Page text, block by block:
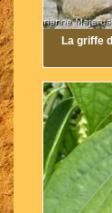
La griffe de chat - Macfadyena unguis-cati - S'accroche